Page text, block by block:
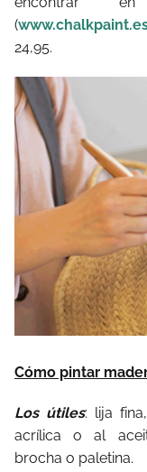
(
24,95.
Cómo pintar
Los útiles: lija
acrílica o al
brocha o paletina.